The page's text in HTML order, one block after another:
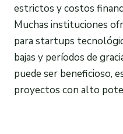
estrictos y costos
Muchas instituciones
para startups
bajas y períodos de
puede ser beneficioso,
proyectos con alto